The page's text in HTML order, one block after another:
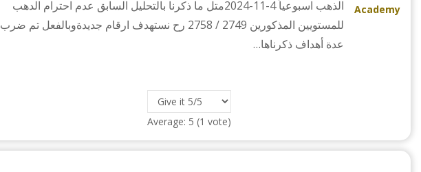
Academy
الذهب اسبوعياً 4-11-2024متل ما ذكرنا بالتحليل السابق عدم احترام الدهب
للمستويين المذكورين 2749 / 2758 رح نستهدف ارقام جديدةوبالفعل تم ضرب
عدة أهداف ذكرناها…
Average: 5 (1 vote)